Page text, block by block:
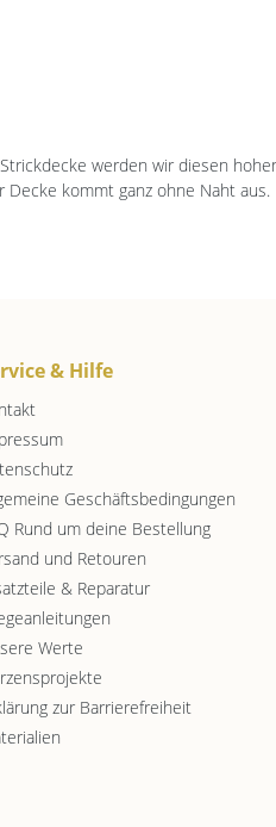
werden wir diesen
kommt ganz ohne Naht aus.
& Hilfe
Geschäftsbedingungen
Rund um deine Bestellung
und Retouren
& Reparatur
Werte
zur Barrierefreiheit